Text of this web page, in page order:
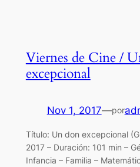
Viernes de Cine /
excepcional
Nov 1, 2017—por
Título: Un don excepcional
2017 – Duración: 101 min –
Infancia – Familia –